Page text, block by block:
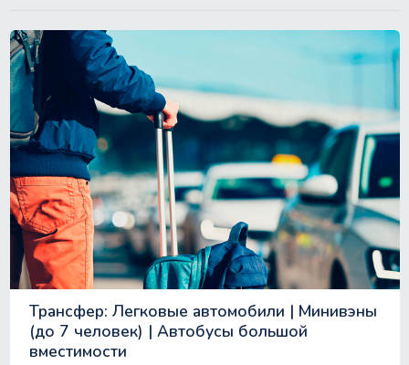
Трансфер: Легковые автомобили | Минивэны
(до 7 человек) | Автобусы большой
вместимости